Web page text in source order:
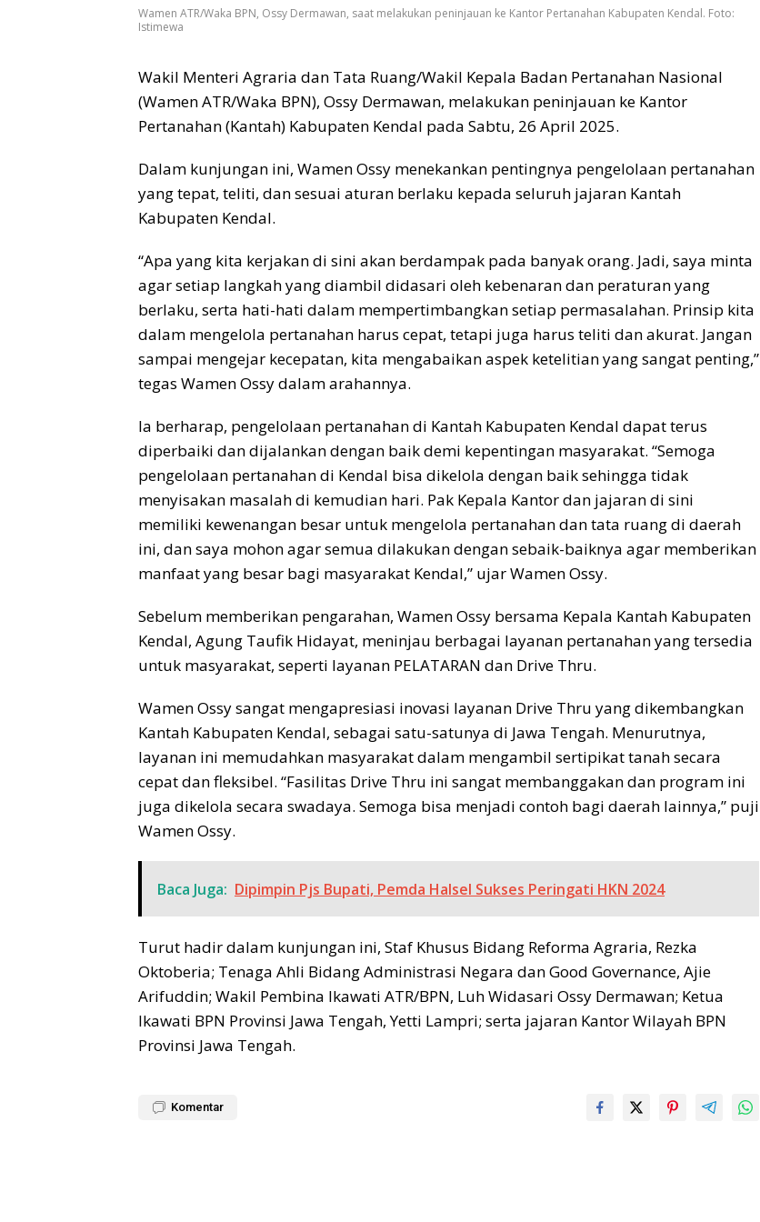
Wamen ATR/Waka BPN, Ossy Dermawan, saat melakukan peninjauan ke Kantor Pertanahan Kabupaten Kendal. Foto:
Istimewa
Wakil Menteri Agraria dan Tata Ruang/Wakil Kepala Badan Pertanahan Nasional
(Wamen ATR/Waka BPN), Ossy Dermawan, melakukan peninjauan ke Kantor
Pertanahan (Kantah) Kabupaten Kendal pada Sabtu, 26 April 2025.
Dalam kunjungan ini, Wamen Ossy menekankan pentingnya pengelolaan pertanahan
yang tepat, teliti, dan sesuai aturan berlaku kepada seluruh jajaran Kantah
Kabupaten Kendal.
“Apa yang kita kerjakan di sini akan berdampak pada banyak orang. Jadi, saya minta
agar setiap langkah yang diambil didasari oleh kebenaran dan peraturan yang
berlaku, serta hati-hati dalam mempertimbangkan setiap permasalahan. Prinsip kita
dalam mengelola pertanahan harus cepat, tetapi juga harus teliti dan akurat. Jangan
sampai mengejar kecepatan, kita mengabaikan aspek ketelitian yang sangat penting,”
tegas Wamen Ossy dalam arahannya.
Ia berharap, pengelolaan pertanahan di Kantah Kabupaten Kendal dapat terus
diperbaiki dan dijalankan dengan baik demi kepentingan masyarakat. “Semoga
pengelolaan pertanahan di Kendal bisa dikelola dengan baik sehingga tidak
menyisakan masalah di kemudian hari. Pak Kepala Kantor dan jajaran di sini
memiliki kewenangan besar untuk mengelola pertanahan dan tata ruang di daerah
ini, dan saya mohon agar semua dilakukan dengan sebaik-baiknya agar memberikan
manfaat yang besar bagi masyarakat Kendal,” ujar Wamen Ossy.
Sebelum memberikan pengarahan, Wamen Ossy bersama Kepala Kantah Kabupaten
Kendal, Agung Taufik Hidayat, meninjau berbagai layanan pertanahan yang tersedia
untuk masyarakat, seperti layanan PELATARAN dan Drive Thru.
Wamen Ossy sangat mengapresiasi inovasi layanan Drive Thru yang dikembangkan
Kantah Kabupaten Kendal, sebagai satu-satunya di Jawa Tengah. Menurutnya,
layanan ini memudahkan masyarakat dalam mengambil sertipikat tanah secara
cepat dan fleksibel. “Fasilitas Drive Thru ini sangat membanggakan dan program ini
juga dikelola secara swadaya. Semoga bisa menjadi contoh bagi daerah lainnya,” puji
Wamen Ossy.
Baca Juga: Dipimpin Pjs Bupati, Pemda Halsel Sukses Peringati HKN 2024
Turut hadir dalam kunjungan ini, Staf Khusus Bidang Reforma Agraria, Rezka
Oktoberia; Tenaga Ahli Bidang Administrasi Negara dan Good Governance, Ajie
Arifuddin; Wakil Pembina Ikawati ATR/BPN, Luh Widasari Ossy Dermawan; Ketua
Ikawati BPN Provinsi Jawa Tengah, Yetti Lampri; serta jajaran Kantor Wilayah BPN
Provinsi Jawa Tengah.
Komentar